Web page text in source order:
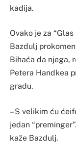
kadija.
Ovako je za
Bazdulj
Bihaća da njega,
Petera Handkea
gradu.
– S velikim ću
jedan
kaže Bazdulj.